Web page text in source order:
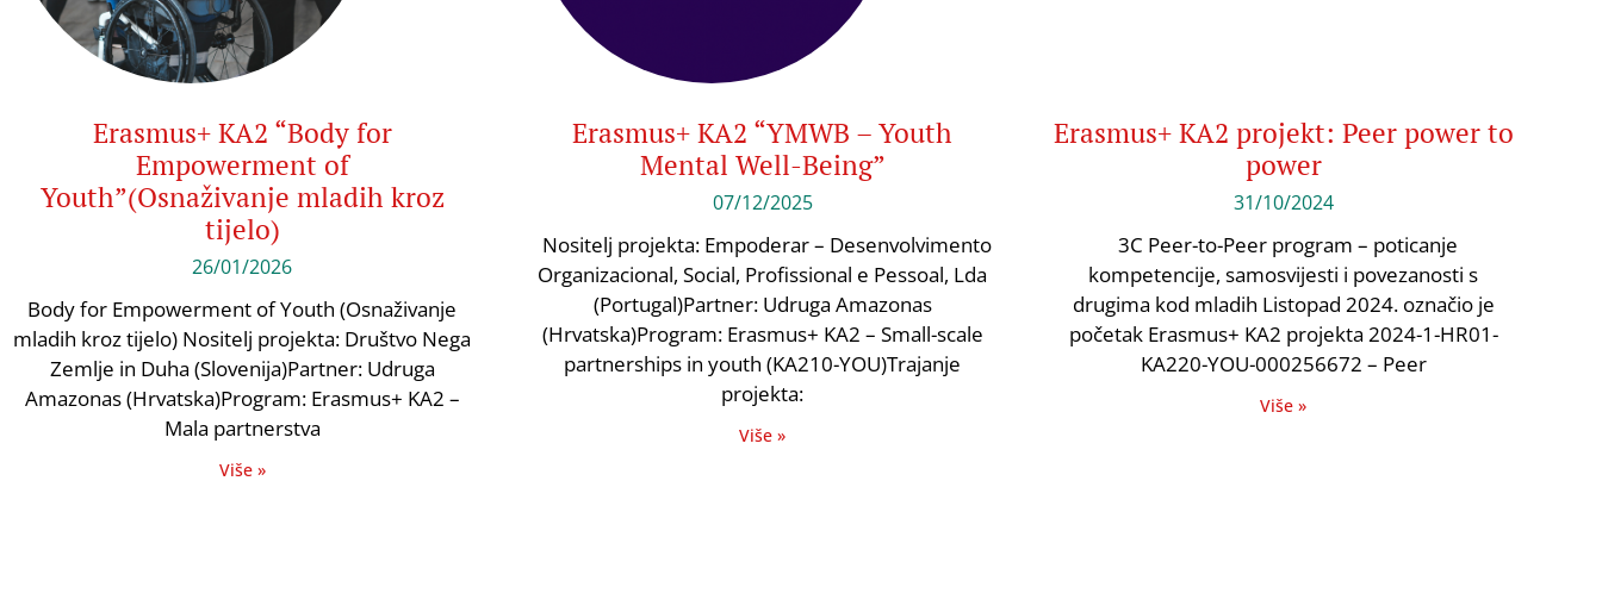
Erasmus+ KA2 “Body for
Empowerment of
Youth”(Osnaživanje mladih kroz
tijelo)
26/01/2026
Body for Empowerment of Youth (Osnaživanje
mladih kroz tijelo) Nositelj projekta: Društvo Nega
Zemlje in Duha (Slovenija)Partner: Udruga
Amazonas (Hrvatska)Program: Erasmus+ KA2 –
Mala partnerstva
Više »
Erasmus+ KA2 “YMWB – Youth
Mental Well-Being”
07/12/2025
Nositelj projekta: Empoderar – Desenvolvimento
Organizacional, Social, Profissional e Pessoal, Lda
(Portugal)Partner: Udruga Amazonas
(Hrvatska)Program: Erasmus+ KA2 – Small-scale
partnerships in youth (KA210-YOU)Trajanje
projekta:
Više »
Erasmus+ KA2 projekt: Peer power to
power
31/10/2024
3C Peer-to-Peer program – poticanje
kompetencije, samosvijesti i povezanosti s
drugima kod mladih Listopad 2024. označio je
početak Erasmus+ KA2 projekta 2024-1-HR01-
KA220-YOU-000256672 – Peer
Više »